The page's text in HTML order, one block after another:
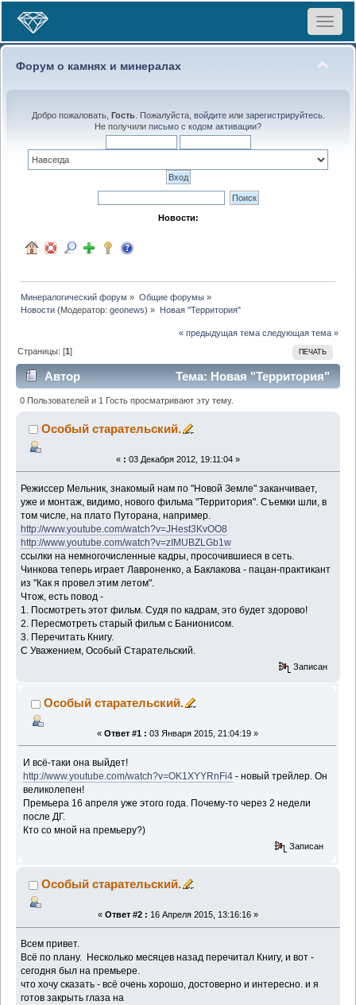
Toggle
Форум о камнях и минералах
Добро пожаловать, Гость. Пожалуйста, войдитеили зарегистрируйтесь.
Не получили письмо с кодом активации?
Новости:
Минералогический форум » Общие форумы»
Новости (Модератор:geonews) » Новая "Территория"
« предыдущая тема следующая тема »
ПЕЧАТЬ
Страницы: [1]
Автор
Тема: Новая "Территория"
(Прочитано 1360 раз)
0 Пользователей и 1 Гость просматривают эту тему.
Особый старательский.
« : 03 Декабря 2012, 19:11:04 »
Режиссер Мельник, знакомый нам по "Новой Земле" заканчивает,
уже и монтаж, видимо, нового фильма "Территория". Съемки шли, в
том числе, на плато Путорана, например.
http://www.youtube.com/watch?v=JHest3KvOO8
http://www.youtube.com/watch?v=zIMUBZLGb1w
ссылки на немногочисленные кадры, просочившиеся в сеть.
Чинкова теперь играет Лавроненко, а Баклакова - пацан-практикант
из "Как я провел этим летом".
Чтож, есть повод -
1. Посмотреть этот фильм. Судя по кадрам, это будет здорово!
2. Пересмотреть старый фильм с Банионисом.
3. Перечитать Книгу.
С Уважением, Особый Старательский.
Записан
Особый старательский.
« Ответ #1 : 03 Января 2015, 21:04:19 »
И всё-таки она выйдет!
http://www.youtube.com/watch?v=OK1XYYRnFi4 - новый трейлер. Он
великолепен!
Премьера 16 апреля уже этого года. Почему-то через 2 недели
после ДГ.
Кто со мной на премьеру?)
Записан
Особый старательский.
« Ответ #2 : 16 Апреля 2015, 13:16:16 »
Всем привет.
Всё по плану. Несколько месяцев назад перечитал Книгу, и вот -
сегодня был на премьере.
что хочу сказать - всё очень хорошо, достоверно и интересно. и я
готов закрыть глаза на